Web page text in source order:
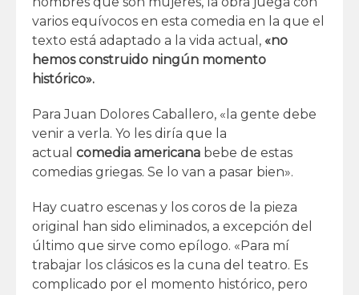
varios equívocos en esta comedia en la que el
texto está adaptado a la vida actual, «no
hemos construido ningún momento
histórico».
Para Juan Dolores Caballero, «la gente debe
venir a verla. Yo les diría que la
actual comedia americana bebe de estas
comedias griegas. Se lo van a pasar bien».
Hay cuatro escenas y los coros de la pieza
original han sido eliminados, a excepción del
último que sirve como epílogo. «Para mí
trabajar los clásicos es la cuna del teatro. Es
complicado por el momento histórico, pero